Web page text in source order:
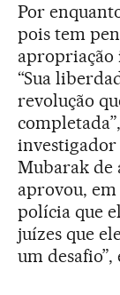
Por
pois tem
apropriação
“Sua
revolução
investigador
Mubarak de
aprovou, em
polícia que
juízes que
um desafio”,